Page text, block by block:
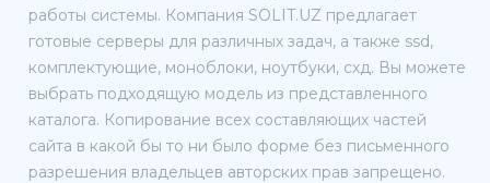
работы системы. Компания SOLIT.UZ предлагает
готовые серверы для различных задач, а также ssd,
комплектующие, моноблоки, ноутбуки, схд. Вы можете
выбрать подходящую модель из представленного
каталога. Копирование всех составляющих частей
сайта в какой бы то ни было форме без письменного
разрешения владельцев авторских прав запрещено.